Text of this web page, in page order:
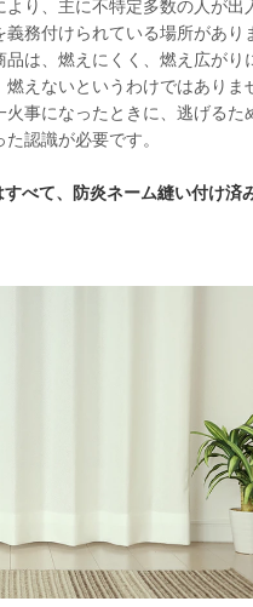
より、主に不特定多数の人が出
務付けられている場所があり
品は、燃えにくく、燃え広がり
燃えないというわけではありま
事になったときに、逃げるた
認識が必要です。
べて、防炎ネーム縫い付け済